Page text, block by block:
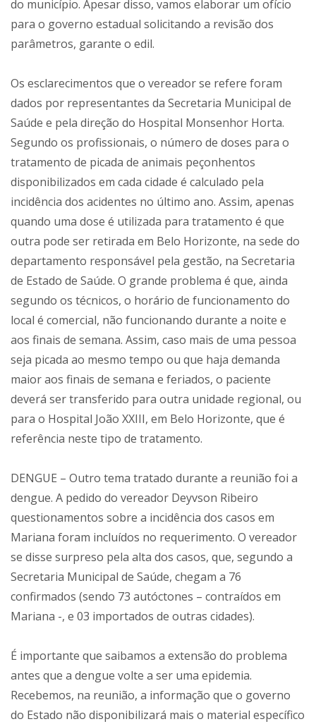
do município. Apesar disso, vamos elaborar um ofício
para o governo estadual solicitando a revisão dos
parâmetros, garante o edil.
Os esclarecimentos que o vereador se refere foram
dados por representantes da Secretaria Municipal de
Saúde e pela direção do Hospital Monsenhor Horta.
Segundo os profissionais, o número de doses para o
tratamento de picada de animais peçonhentos
disponibilizados em cada cidade é calculado pela
incidência dos acidentes no último ano. Assim, apenas
quando uma dose é utilizada para tratamento é que
outra pode ser retirada em Belo Horizonte, na sede do
departamento responsável pela gestão, na Secretaria
de Estado de Saúde. O grande problema é que, ainda
segundo os técnicos, o horário de funcionamento do
local é comercial, não funcionando durante a noite e
aos finais de semana. Assim, caso mais de uma pessoa
seja picada ao mesmo tempo ou que haja demanda
maior aos finais de semana e feriados, o paciente
deverá ser transferido para outra unidade regional, ou
para o Hospital João XXIII, em Belo Horizonte, que é
referência neste tipo de tratamento.
DENGUE – Outro tema tratado durante a reunião foi a
dengue. A pedido do vereador Deyvson Ribeiro
questionamentos sobre a incidência dos casos em
Mariana foram incluídos no requerimento. O vereador
se disse surpreso pela alta dos casos, que, segundo a
Secretaria Municipal de Saúde, chegam a 76
confirmados (sendo 73 autóctones – contraídos em
Mariana -, e 03 importados de outras cidades).
É importante que saibamos a extensão do problema
antes que a dengue volte a ser uma epidemia.
Recebemos, na reunião, a informação que o governo
do Estado não disponibilizará mais o material específico